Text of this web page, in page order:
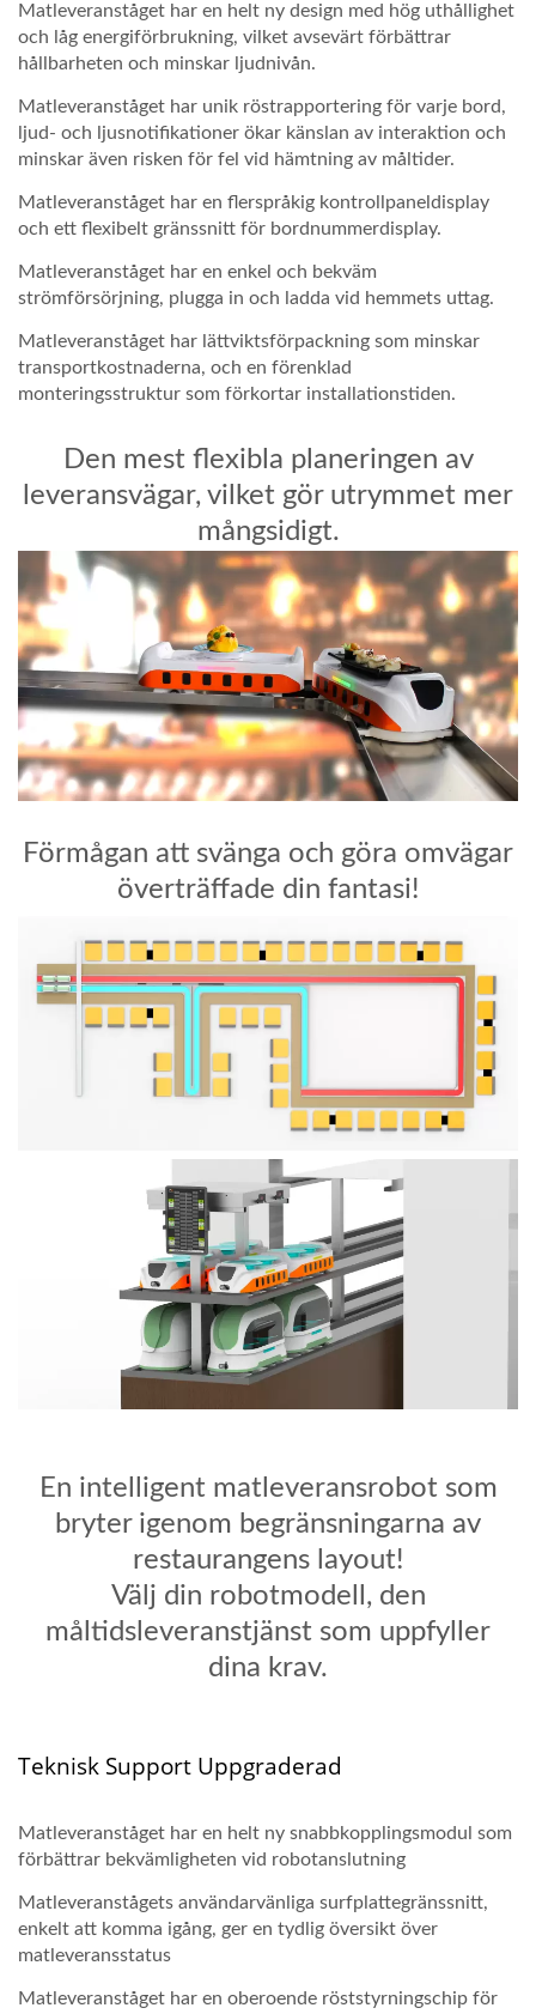
Matleveranståget har en helt ny design med hög uthållighet
och låg energiförbrukning, vilket avsevärt förbättrar
hållbarheten och minskar ljudnivån.
Matleveranståget har unik röstrapportering för varje bord,
ljud- och ljusnotifikationer ökar känslan av interaktion och
minskar även risken för fel vid hämtning av måltider.
Matleveranståget har en flerspråkig kontrollpaneldisplay
och ett flexibelt gränssnitt för bordnummerdisplay.
Matleveranståget har en enkel och bekväm
strömförsörjning, plugga in och ladda vid hemmets uttag.
Matleveranståget har lättviktsförpackning som minskar
transportkostnaderna, och en förenklad
monteringsstruktur som förkortar installationstiden.
Den mest flexibla planeringen av
leveransvägar, vilket gör utrymmet mer
mångsidigt.
Förmågan att svänga och göra omvägar
överträffade din fantasi!
En intelligent matleveransrobot som
bryter igenom begränsningarna av
restaurangens layout!
Välj din robotmodell, den
måltidsleveranstjänst som uppfyller
dina krav.
Teknisk Support Uppgraderad
Matleveranståget har en helt ny snabbkopplingsmodul som
förbättrar bekvämligheten vid robotanslutning
Matleveranstågets användarvänliga surfplattegränssnitt,
enkelt att komma igång, ger en tydlig översikt över
matleveransstatus
Matleveranståget har en oberoende röststyrningschip för